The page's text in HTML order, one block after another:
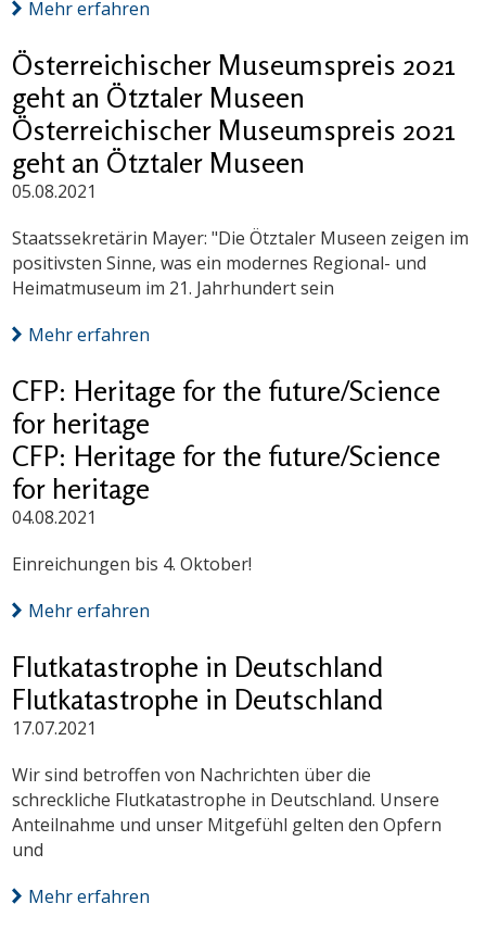
Mehr erfahren
Österreichischer Museumspreis 2021
geht an Ötztaler Museen
Österreichischer Museumspreis 2021
geht an Ötztaler Museen
05.08.2021
Staatssekretärin Mayer: "Die Ötztaler Museen zeigen im
positivsten Sinne, was ein modernes Regional- und
Heimatmuseum im 21. Jahrhundert sein
Mehr erfahren
CFP: Heritage for the future/Science
for heritage
CFP: Heritage for the future/Science
for heritage
04.08.2021
Einreichungen bis 4. Oktober!
Mehr erfahren
Flutkatastrophe in Deutschland
Flutkatastrophe in Deutschland
17.07.2021
Wir sind betroffen von Nachrichten über die
schreckliche Flutkatastrophe in Deutschland. Unsere
Anteilnahme und unser Mitgefühl gelten den Opfern
und
Mehr erfahren